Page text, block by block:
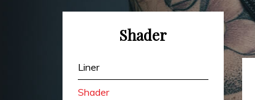
Shader
Liner
Shader